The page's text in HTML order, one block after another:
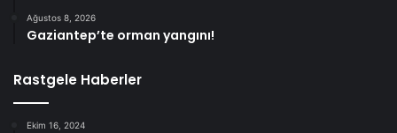
Ağustos 8, 2026
Gaziantep’te orman yangını!
Rastgele Haberler
Ekim 16, 2024